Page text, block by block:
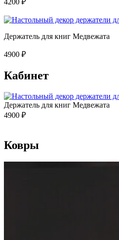
4200 ₽
Держатель для книг Медвежата
4900 ₽
Кабинет
Держатель для книг Медвежата
4900 ₽
Ковры